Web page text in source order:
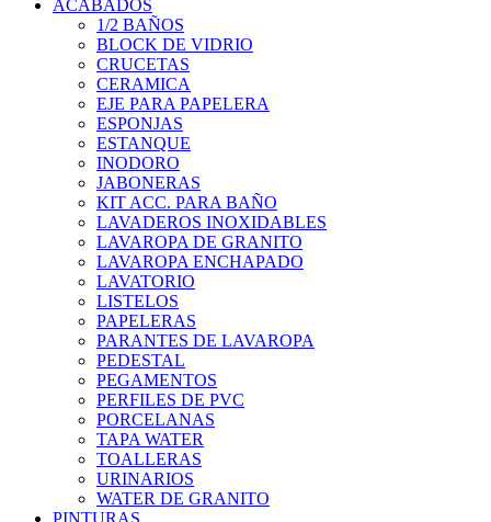
ACABADOS
1/2 BAÑOS
BLOCK DE VIDRIO
CRUCETAS
CERAMICA
EJE PARA PAPELERA
ESPONJAS
ESTANQUE
INODORO
JABONERAS
KIT ACC. PARA BAÑO
LAVADEROS INOXIDABLES
LAVAROPA DE GRANITO
LAVAROPA ENCHAPADO
LAVATORIO
LISTELOS
PAPELERAS
PARANTES DE LAVAROPA
PEDESTAL
PEGAMENTOS
PERFILES DE PVC
PORCELANAS
TAPA WATER
TOALLERAS
URINARIOS
WATER DE GRANITO